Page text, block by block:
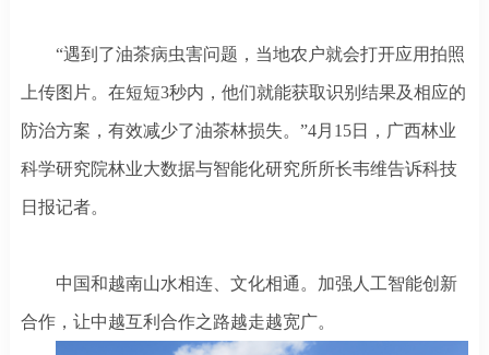
“遇到了油茶病虫害问题，当地农户就会打开应用拍照
上传图片。在短短3秒内，他们就能获取识别结果及相应的
防治方案，有效减少了油茶林损失。”4月15日，广西林业
科学研究院林业大数据与智能化研究所所长韦维告诉科技
日报记者。
中国和越南山水相连、文化相通。加强人工智能创新
合作，让中越互利合作之路越走越宽广。